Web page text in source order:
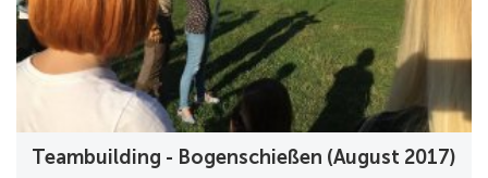
Teambuilding - Bogenschießen (August 2017)